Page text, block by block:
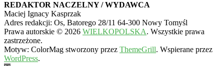
REDAKTOR NACZELNY / WYDAWCA
Maciej Ignacy Kasprzak
Adres redakcji: Os, Batorego 28/11 64-300 Nowy Tomyśl
Prawa autorskie © 2026 WIELKOPOLSKA. Wszystkie prawa
zastrzeżone.
Motyw: ColorMag stworzony przez ThemeGrill. Wspierane przez
WordPress.